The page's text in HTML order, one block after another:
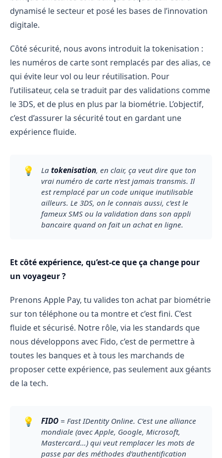
dynamisé le secteur et posé les bases de l’innovation
digitale.
Côté sécurité, nous avons introduit la tokenisation :
les numéros de carte sont remplacés par des alias, ce
qui évite leur vol ou leur réutilisation. Pour
l’utilisateur, cela se traduit par des validations comme
le 3DS, et de plus en plus par la biométrie. L’objectif,
c’est d’assurer la sécurité tout en gardant une
expérience fluide.
💡 La tokenisation, en clair, ça veut dire que ton
vrai numéro de carte n’est jamais transmis. Il
est remplacé par un code unique inutilisable
ailleurs. Le 3DS, on le connais aussi, c’est le
fameux SMS ou la validation dans son appli
bancaire quand on fait un achat en ligne.
Et côté expérience, qu’est-ce que ça change pour
un voyageur ?
Prenons Apple Pay, tu valides ton achat par biométrie
sur ton téléphone ou ta montre et c’est fini. C’est
fluide et sécurisé. Notre rôle, via les standards que
nous développons avec Fido, c’est de permettre à
toutes les banques et à tous les marchands de
proposer cette expérience, pas seulement aux géants
de la tech.
💡 FIDO = Fast IDentity Online. C’est une alliance
mondiale (avec Apple, Google, Microsoft,
Mastercard…) qui veut remplacer les mots de
passe par des méthodes d’authentification